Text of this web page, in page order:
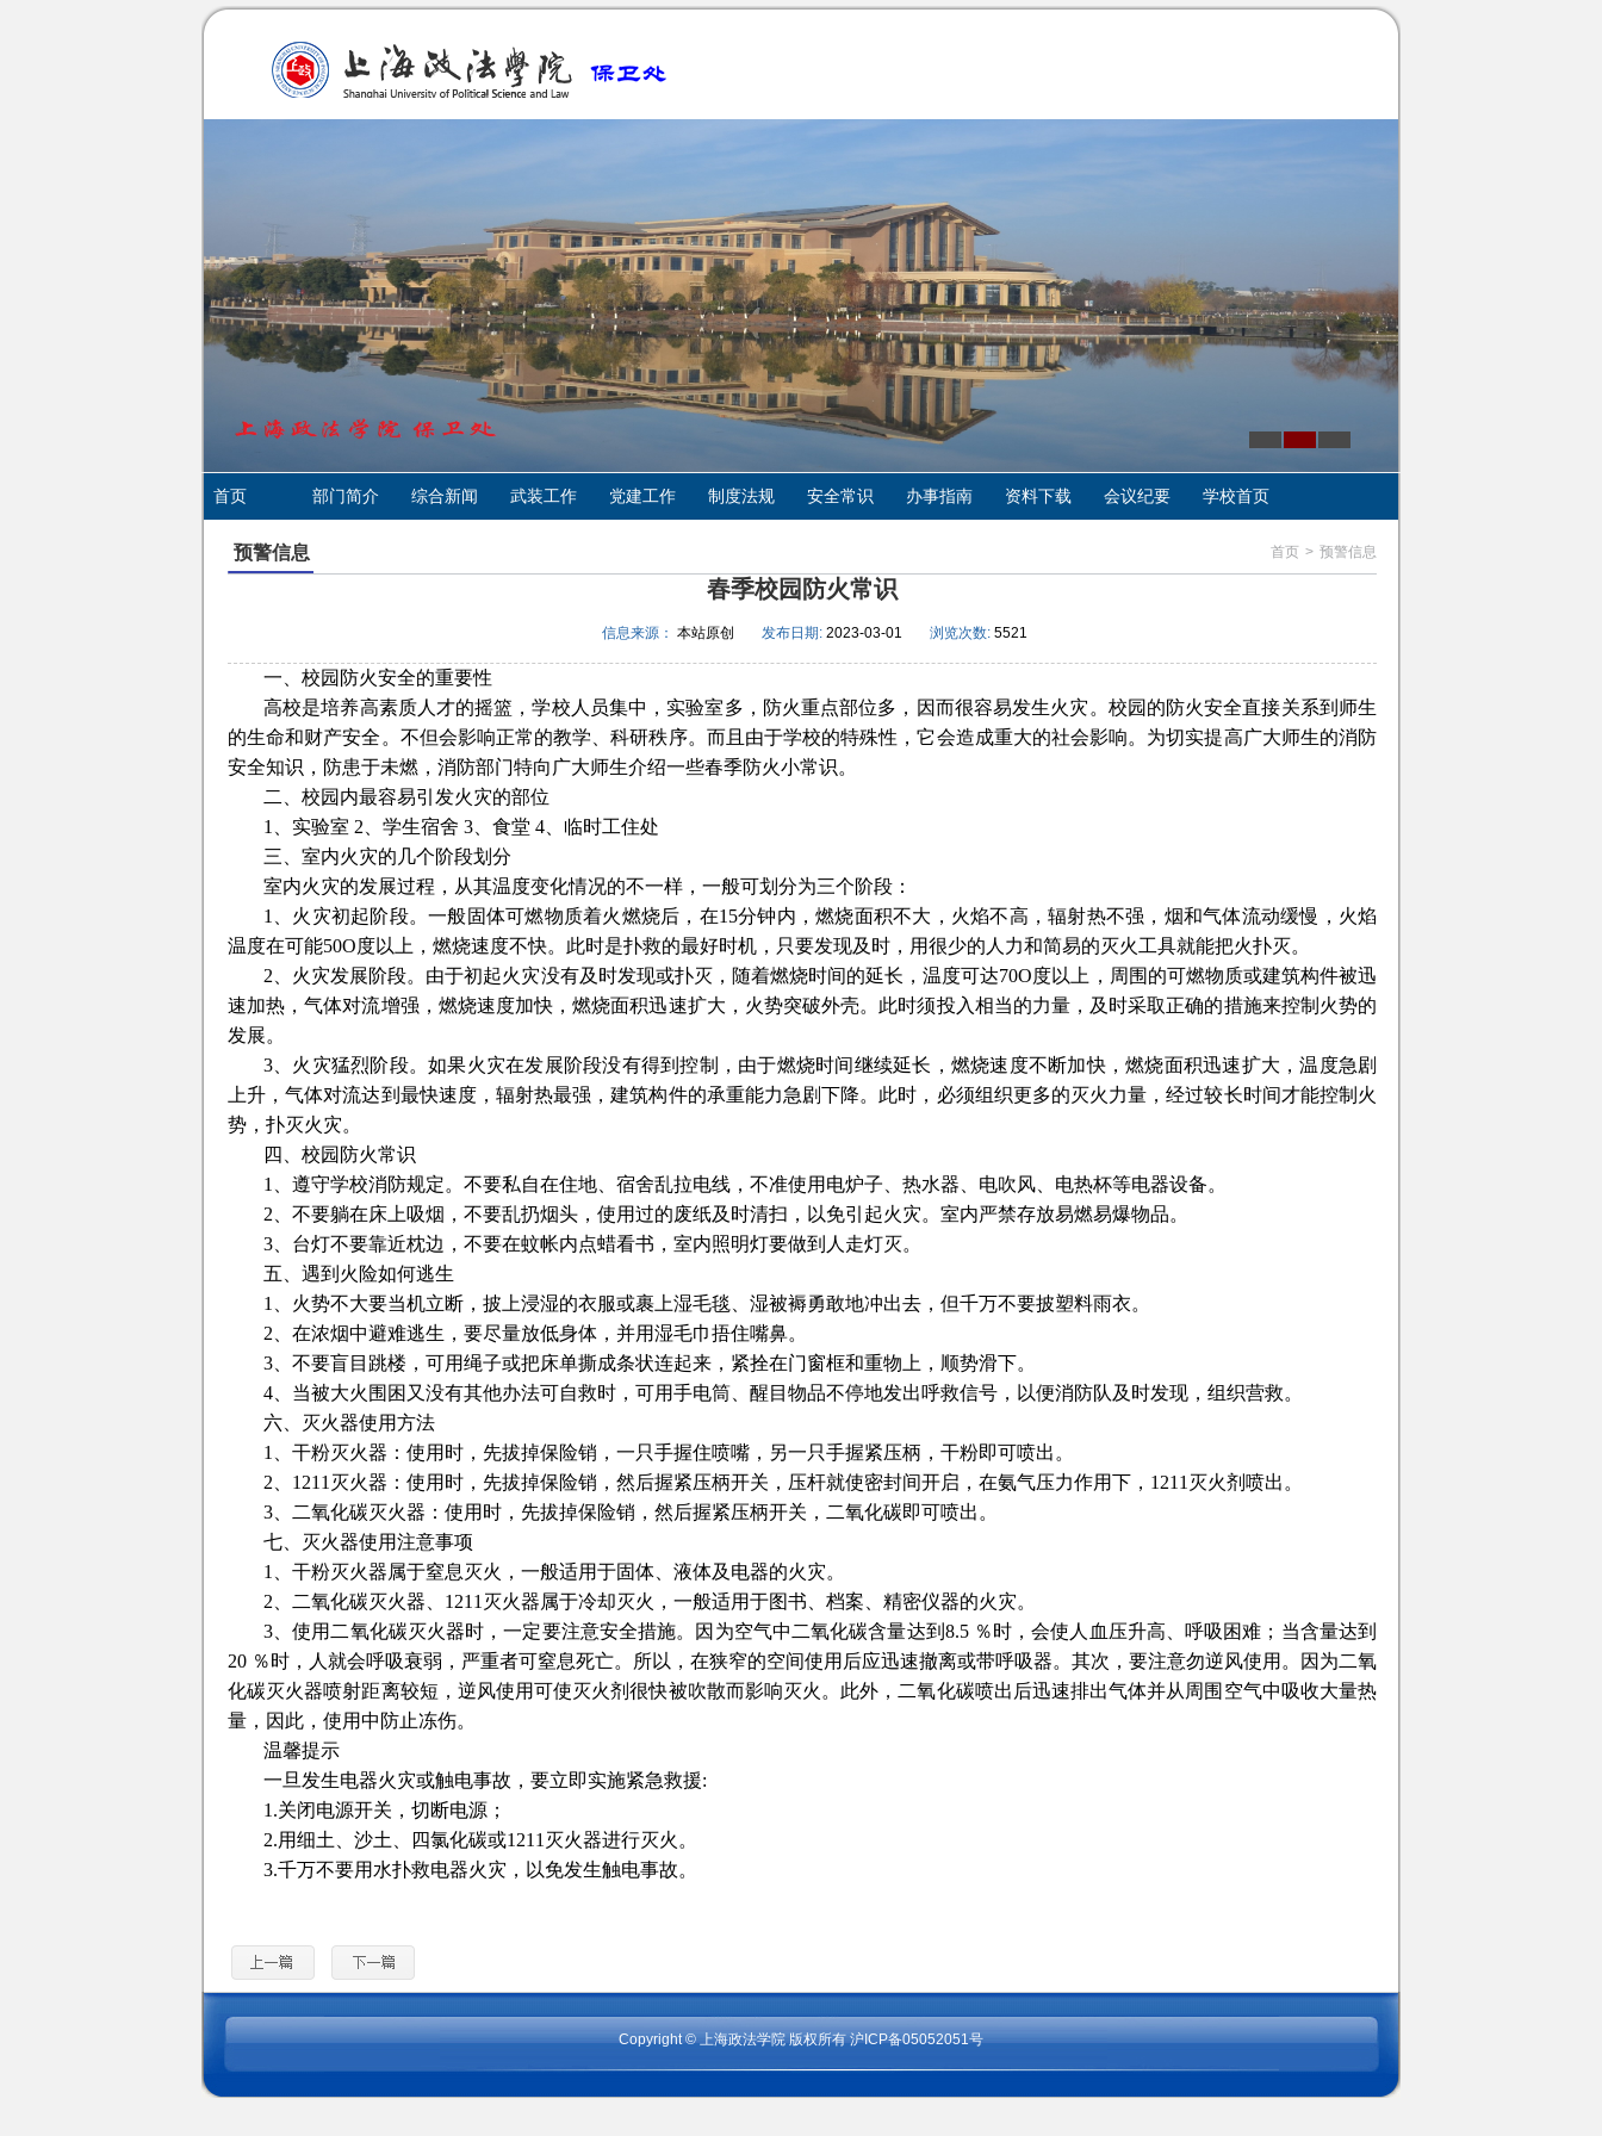
首页 部门简介 综合新闻 武装工作 党建工作 制度法规 安全常识 办事指南 资料下载 会议纪要 学校首页
预警信息 首页 > 预警信息
春季校园防火常识
信息来源： 本站原创 发布日期: 2023-03-01 浏览次数: 5521
一、校园防火安全的重要性
高校是培养高素质人才的摇篮，学校人员集中，实验室多，防火重点部位多，因而很容易发生火灾。校园的防火安全直接关系到师生
的生命和财产安全。不但会影响正常的教学、科研秩序。而且由于学校的特殊性，它会造成重大的社会影响。为切实提高广大师生的消防
安全知识，防患于未燃，消防部门特向广大师生介绍一些春季防火小常识。
二、校园内最容易引发火灾的部位
1、实验室 2、学生宿舍 3、食堂 4、临时工住处
三、室内火灾的几个阶段划分
室内火灾的发展过程，从其温度变化情况的不一样，一般可划分为三个阶段：
1、火灾初起阶段。一般固体可燃物质着火燃烧后，在15分钟内，燃烧面积不大，火焰不高，辐射热不强，烟和气体流动缓慢，火焰
温度在可能50O度以上，燃烧速度不快。此时是扑救的最好时机，只要发现及时，用很少的人力和简易的灭火工具就能把火扑灭。
2、火灾发展阶段。由于初起火灾没有及时发现或扑灭，随着燃烧时间的延长，温度可达70O度以上，周围的可燃物质或建筑构件被迅
速加热，气体对流增强，燃烧速度加快，燃烧面积迅速扩大，火势突破外壳。此时须投入相当的力量，及时采取正确的措施来控制火势的
发展。
3、火灾猛烈阶段。如果火灾在发展阶段没有得到控制，由于燃烧时间继续延长，燃烧速度不断加快，燃烧面积迅速扩大，温度急剧
上升，气体对流达到最快速度，辐射热最强，建筑构件的承重能力急剧下降。此时，必须组织更多的灭火力量，经过较长时间才能控制火
势，扑灭火灾。
四、校园防火常识
1、遵守学校消防规定。不要私自在住地、宿舍乱拉电线，不准使用电炉子、热水器、电吹风、电热杯等电器设备。
2、不要躺在床上吸烟，不要乱扔烟头，使用过的废纸及时清扫，以免引起火灾。室内严禁存放易燃易爆物品。
3、台灯不要靠近枕边，不要在蚊帐内点蜡看书，室内照明灯要做到人走灯灭。
五、遇到火险如何逃生
1、火势不大要当机立断，披上浸湿的衣服或裹上湿毛毯、湿被褥勇敢地冲出去，但千万不要披塑料雨衣。
2、在浓烟中避难逃生，要尽量放低身体，并用湿毛巾捂住嘴鼻。
3、不要盲目跳楼，可用绳子或把床单撕成条状连起来，紧拴在门窗框和重物上，顺势滑下。
4、当被大火围困又没有其他办法可自救时，可用手电筒、醒目物品不停地发出呼救信号，以便消防队及时发现，组织营救。
六、灭火器使用方法
1、干粉灭火器：使用时，先拔掉保险销，一只手握住喷嘴，另一只手握紧压柄，干粉即可喷出。
2、1211灭火器：使用时，先拔掉保险销，然后握紧压柄开关，压杆就使密封间开启，在氨气压力作用下，1211灭火剂喷出。
3、二氧化碳灭火器：使用时，先拔掉保险销，然后握紧压柄开关，二氧化碳即可喷出。
七、灭火器使用注意事项
1、干粉灭火器属于窒息灭火，一般适用于固体、液体及电器的火灾。
2、二氧化碳灭火器、1211灭火器属于冷却灭火，一般适用于图书、档案、精密仪器的火灾。
3、使用二氧化碳灭火器时，一定要注意安全措施。因为空气中二氧化碳含量达到8.5 ％时，会使人血压升高、呼吸困难；当含量达到
20 ％时，人就会呼吸衰弱，严重者可窒息死亡。所以，在狭窄的空间使用后应迅速撤离或带呼吸器。其次，要注意勿逆风使用。因为二氧
化碳灭火器喷射距离较短，逆风使用可使灭火剂很快被吹散而影响灭火。此外，二氧化碳喷出后迅速排出气体并从周围空气中吸收大量热
量，因此，使用中防止冻伤。
温馨提示
一旦发生电器火灾或触电事故，要立即实施紧急救援:
1.关闭电源开关，切断电源；
2.用细土、沙土、四氯化碳或1211灭火器进行灭火。
3.千万不要用水扑救电器火灾，以免发生触电事故。
Copyright©上海政法学院 版权所有 沪ICP备05052051号